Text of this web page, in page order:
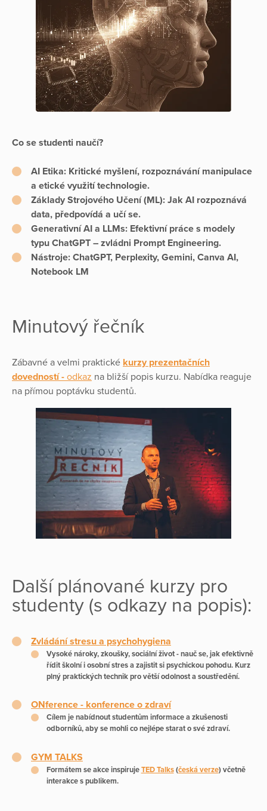
Co se studenti naučí?
AI Etika: Kritické myšlení, rozpoznávání manipulace
a etické využití technologie.
Základy Strojového Učení (ML): Jak AI rozpoznává
data, předpovídá a učí se.
Generativní AI a LLMs: Efektivní práce s modely
typu ChatGPT – zvládni Prompt Engineering.
Nástroje: ChatGPT, Perplexity, Gemini, Canva AI,
Notebook LM
Minutový řečník
Zábavné a velmi praktické kurzy prezentačních
dovedností - odkaz na bližší popis kurzu. Nabídka reaguje
na přímou poptávku studentů.
Další plánované kurzy pro
studenty (s odkazy na popis):
Zvládání stresu a psychohygiena
Vysoké nároky, zkoušky, sociální život - nauč se, jakefektivně
řídit školní i osobní stresa zajistit si psychickou pohodu. Kurz
plný praktických technik pro většíodolnost a soustředění.
ONference - konference o zdraví
Cílem je nabídnout studentům informace a zkušenosti
odborníků, aby se mohlico nejlépe starat o své zdraví.
GYM TALKS
Formátem se akce inspirujeTED Talks(česká verze)včetně
interakce s publikem.